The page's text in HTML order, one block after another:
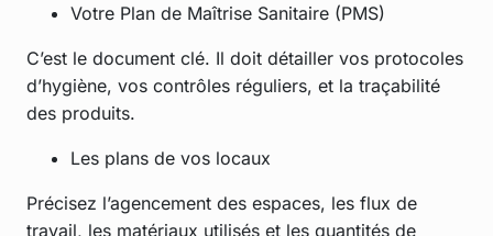
Votre Plan de Maîtrise Sanitaire (PMS)
C’est le document clé. Il doit détailler vos protocoles
d’hygiène, vos contrôles réguliers, et la traçabilité
des produits.
Les plans de vos locaux
Précisez l’agencement des espaces, les flux de
travail, les matériaux utilisés et les quantités de